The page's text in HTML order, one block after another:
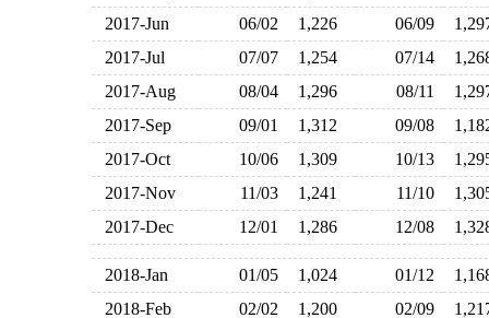
2017-Jun
06/02 1,226 06/09
2017-Jul
07/07 1,254 07/14
2017-Aug
08/04 1,296 08/11
2017-Sep
09/01 1,312 09/08
2017-Oct
10/06 1,309 10/13
2017-Nov
11/03 1,241 11/10
2017-Dec
12/01 1,286 12/08
2018-Jan 01/05 1,024 01/12
2018-Feb
02/02 1,200 02/09